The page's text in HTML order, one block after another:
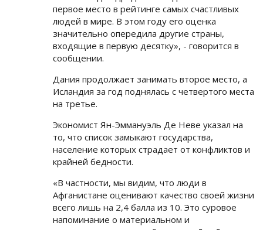
первое место в рейтинге самых счастливых
людей в мире. В этом году его оценка
значительно опередила другие страны,
входящие в первую десятку», - говорится в
сообщении.
Дания продолжает занимать второе место, а
Исландия за год поднялась с четвертого места
на третье.
Экономист Ян-Эммануэль Де Неве указал на
то, что список замыкают государства,
население которых страдает от конфликтов и
крайней бедности.
«В частности, мы видим, что люди в
Афганистане оценивают качество своей жизни
всего лишь на 2,4 балла из 10. Это суровое
напоминание о материальном и